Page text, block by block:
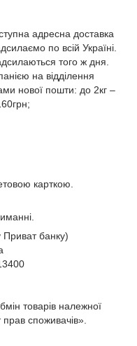
адресна доставка
по всій Україні.
того ж дня.
на відділення
нової пошти: до 2кг –
карткою.
Приват банку)
товарів належної
споживачів»